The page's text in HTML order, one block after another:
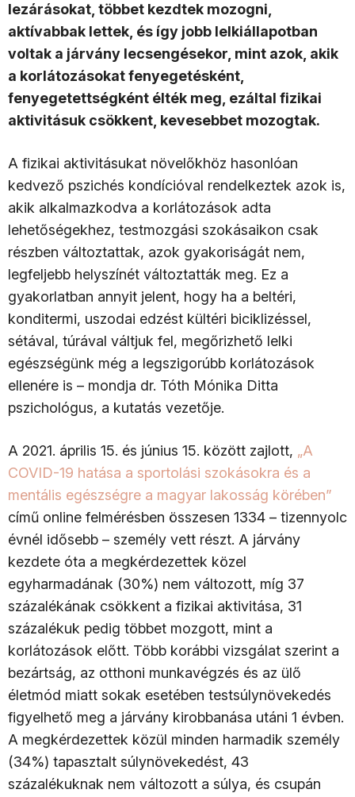
lezárásokat, többet kezdtek mozogni,
aktívabbak lettek, és így jobb lelkiállapotban
voltak a járvány lecsengésekor, mint azok, akik
a korlátozásokat fenyegetésként,
fenyegetettségként élték meg, ezáltal fizikai
aktivitásuk csökkent, kevesebbet mozogtak.
A fizikai aktivitásukat növelőkhöz hasonlóan
kedvező pszichés kondícióval rendelkeztek azok is,
akik alkalmazkodva a korlátozások adta
lehetőségekhez, testmozgási szokásaikon csak
részben változtattak, azok gyakoriságát nem,
legfeljebb helyszínét változtatták meg. Ez a
gyakorlatban annyit jelent, hogy ha a beltéri,
konditermi, uszodai edzést kültéri biciklizéssel,
sétával, túrával váltjuk fel, megőrizhető lelki
egészségünk még a legszigorúbb korlátozások
ellenére is – mondja dr. Tóth Mónika Ditta
pszichológus, a kutatás vezetője.
A 2021. április 15. és június 15. között zajlott, „A
COVID-19 hatása a sportolási szokásokra és a
mentális egészségre a magyar lakosság körében”
című online felmérésben összesen 1334 – tizennyolc
évnél idősebb – személy vett részt. A járvány
kezdete óta a megkérdezettek közel
egyharmadának (30%) nem változott, míg 37
százalékának csökkent a fizikai aktivitása, 31
százalékuk pedig többet mozgott, mint a
korlátozások előtt. Több korábbi vizsgálat szerint a
bezártság, az otthoni munkavégzés és az ülő
életmód miatt sokak esetében testsúlynövekedés
figyelhető meg a járvány kirobbanása utáni 1 évben.
A megkérdezettek közül minden harmadik személy
(34%) tapasztalt súlynövekedést, 43
százalékuknak nem változott a súlya, és csupán